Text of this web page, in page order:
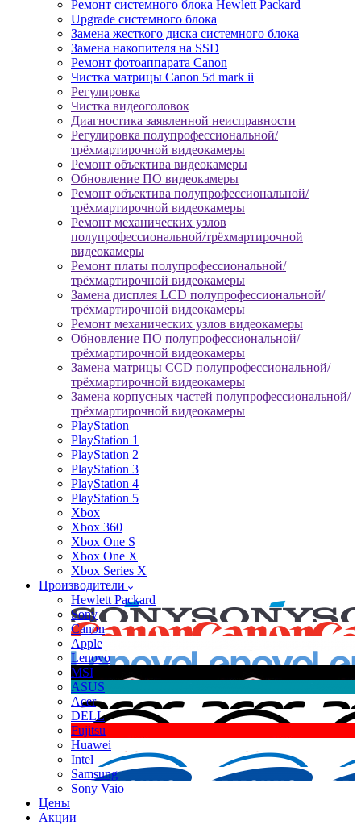
Ремонт системного блока Hewlett Packard
Upgrade системного блока
Замена жесткого диска системного блока
Замена накопителя на SSD
Ремонт фотоаппарата Canon
Чистка матрицы Canon 5d mark ii
Регулировка
Чистка видеоголовок
Диагностика заявленной неисправности
Регулировка полупрофессиональной/
трёхмартирочной видеокамеры
Ремонт объектива видеокамеры
Обновление ПО видеокамеры
Ремонт объектива полупрофессиональной/
трёхмартирочной видеокамеры
Ремонт механических узлов
полупрофессиональной/трёхмартирочной
видеокамеры
Ремонт платы полупрофессиональной/
трёхмартирочной видеокамеры
Замена дисплея LCD полупрофессиональной/
трёхмартирочной видеокамеры
Ремонт механических узлов видеокамеры
Обновление ПО полупрофессиональной/
трёхмартирочной видеокамеры
Замена матрицы CCD полупрофессиональной/
трёхмартирочной видеокамеры
Замена корпусных частей полупрофессиональной/
трёхмартирочной видеокамеры
PlayStation
PlayStation 1
PlayStation 2
PlayStation 3
PlayStation 4
PlayStation 5
Xbox
Xbox 360
Xbox One S
Xbox One X
Xbox Series X
Производители
Hewlett Packard
Sony
Canon
Apple
Lenovo
MSI
ASUS
Acer
DELL
Fujitsu
Huawei
Intel
Samsung
Sony Vaio
Цены
Акции